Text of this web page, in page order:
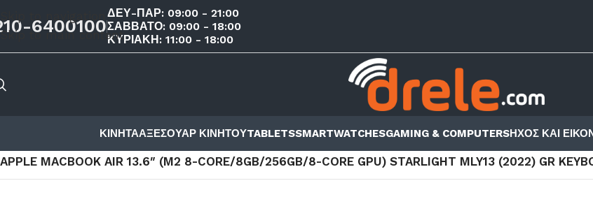
Skip to main content
6400100
ΔΕΥ-ΠΑΡ: 09:00 - 21:00
ΣΑΒΒΑΤΟ: 09:00 - 18:00
ΚΥΡΙΑΚΗ: 11:00 - 18:00
ΚΙΝΗΤΑΑΞΕΣΟΥΑΡ ΚΙΝΗΤΟΥTABLETSSMARTWATCHESGAMING & COMPUTERSΗΧΟΣ ΚΑΙ
APPLE MACBOOK AIR 13.6″ (M2 8-CORE/8GB/256GB/8-CORE GPU) STARLIGHT MLY13 (2022) GR